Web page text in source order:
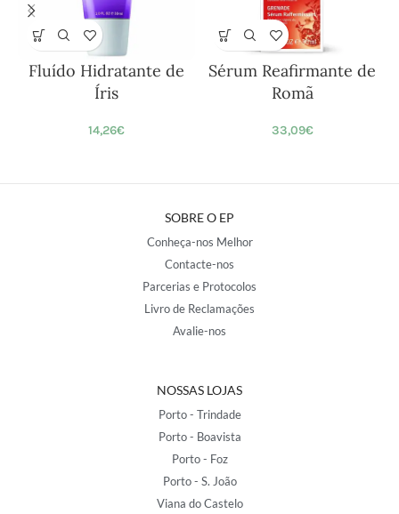
Fluído Hidratante de
Íris
14,26€
Sérum Reafirmante de
Romã
33,09€
SOBRE O EP
Conheça-nos Melhor
Contacte-nos
Parcerias e Protocolos
Livro de Reclamações
Avalie-nos
NOSSAS LOJAS
Porto - Trindade
Porto - Boavista
Porto - Foz
Porto - S. João
Viana do Castelo